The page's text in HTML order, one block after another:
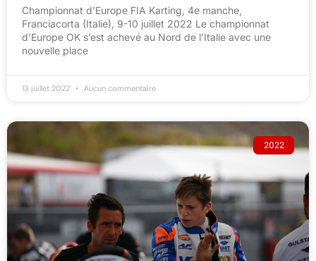
Championnat d’Europe FIA Karting, 4e manche,
Franciacorta (Italie), 9-10 juillet 2022 Le championnat
d’Europe OK s’est achevé au Nord de l’Italie avec une
nouvelle place
13 juillet 2022 Aucun commentaire
2022